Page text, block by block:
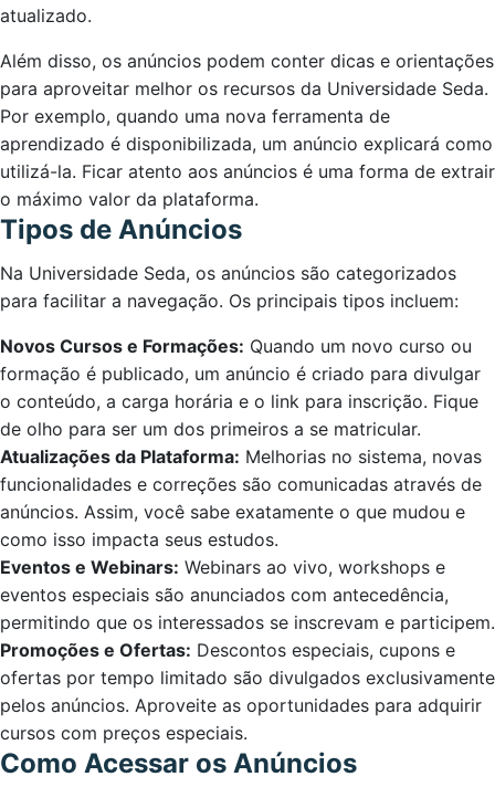
atualizado.
Além disso, os anúncios podem conter dicas e orientações
para aproveitar melhor os recursos da Universidade Seda.
Por exemplo, quando uma nova ferramenta de
aprendizado é disponibilizada, um anúncio explicará como
utilizá-la. Ficar atento aos anúncios é uma forma de extrair
o máximo valor da plataforma.
Tipos de Anúncios
Na Universidade Seda, os anúncios são categorizados
para facilitar a navegação. Os principais tipos incluem:
Novos Cursos e Formações: Quando um novo curso ou
formação é publicado, um anúncio é criado para divulgar
o conteúdo, a carga horária e o link para inscrição. Fique
de olho para ser um dos primeiros a se matricular.
Atualizações da Plataforma: Melhorias no sistema, novas
funcionalidades e correções são comunicadas através de
anúncios. Assim, você sabe exatamente o que mudou e
como isso impacta seus estudos.
Eventos e Webinars: Webinars ao vivo, workshops e
eventos especiais são anunciados com antecedência,
permitindo que os interessados se inscrevam e participem.
Promoções e Ofertas: Descontos especiais, cupons e
ofertas por tempo limitado são divulgados exclusivamente
pelos anúncios. Aproveite as oportunidades para adquirir
cursos com preços especiais.
Como Acessar os Anúncios